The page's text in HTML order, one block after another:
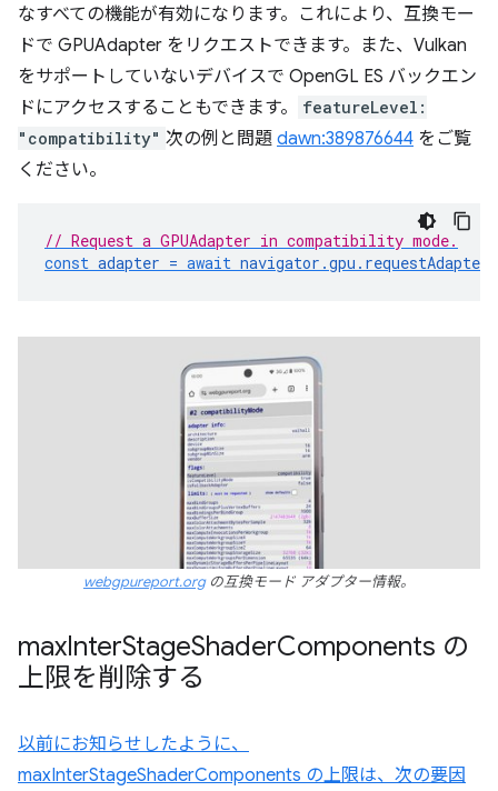
なすべての機能が有効になります。これにより、互換モー
ドで GPUAdapter をリクエストできます。また、Vulkan
をサポートしていないデバイスで OpenGL ES バックエン
ドにアクセスすることもできます。
featureLevel:
"compatibility" 次の例と問題 dawn:389876644 をご覧
ください。
// Request a GPUAdapter in compatibility mode.
const adapter = await navigator .gpu . requestAdapter
webgpureport.orgの互換モード アダプター情報。
maxInterStageShaderComponents の
上限を削除する
以前にお知らせしたように、
maxInterStageShaderComponents の上限は、次の要因